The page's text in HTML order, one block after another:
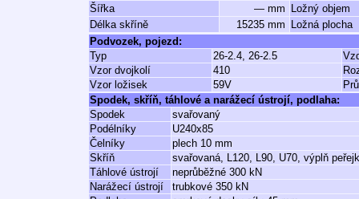
Šířka
— mm
Ložný objem
Délka skříně
15235 mm
Ložná plocha
Podvozek, pojezd:
Typ
26-2.4, 26-2.5
Vzor dvojkolí
410
Vzor ložisek
59V
Spodek, skříň, táhlové a narážecí ústrojí, podlaha:
Spodek
svařovaný
Podélníky
U240x85
Čelníky
plech 10 mm
Skříň
svařovaná, L120, L90, U70, výplň
Táhlové ústrojí
neprůběžné 300 kN
Narážecí ústrojí
trubkové 350 kN